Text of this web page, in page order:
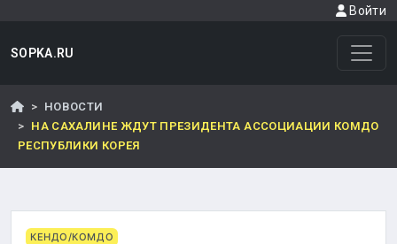
Войти
SOPKA.RU
НОВОСТИ
НА САХАЛИНЕ ЖДУТ ПРЕЗИДЕНТА АССОЦИАЦИИ КОМДО
РЕСПУБЛИКИ КОРЕЯ
КЕНДО/КОМДО